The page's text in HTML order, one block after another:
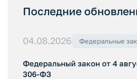
Последние
04.08.2026 Федеральные
Федеральный закон от 4
306-ФЗ